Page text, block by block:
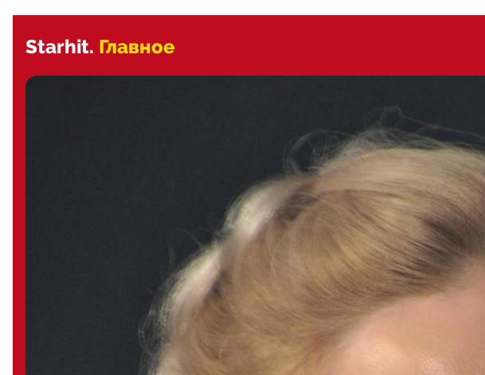
Starhit. Главное